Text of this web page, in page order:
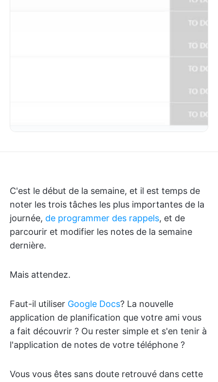
C'est le début de la semaine, et il est temps de
noter les trois tâches les plus importantes de la
journée, de programmer des rappels, et de
parcourir et modifier les notes de la semaine
dernière.
Mais attendez.
Faut-il utiliser Google Docs? La nouvelle
application de planification que votre ami vous
a fait découvrir ? Ou rester simple et s'en tenir à
l'application de notes de votre téléphone ?
Vous vous êtes sans doute retrouvé dans cette